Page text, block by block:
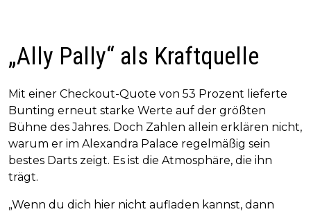
„Ally Pally“ als Kraftquelle
Mit einer Checkout-Quote von 53 Prozent lieferte
Bunting erneut starke Werte auf der größten
Bühne des Jahres. Doch Zahlen allein erklären nicht,
warum er im Alexandra Palace regelmäßig sein
bestes Darts zeigt. Es ist die Atmosphäre, die ihn
trägt.
„Wenn du dich hier nicht aufladen kannst, dann